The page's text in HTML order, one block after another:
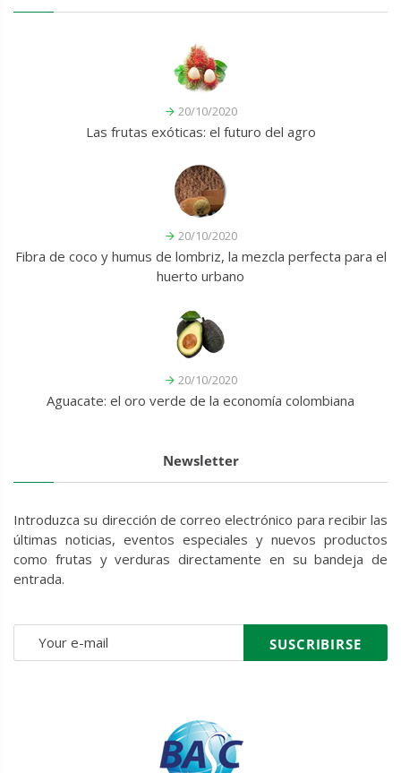
20/10/2020
Las frutas exóticas: el futuro del agro
20/10/2020
Fibra de coco y humus de lombriz, la mezcla perfecta para el
huerto urbano
20/10/2020
Aguacate: el oro verde de la economía colombiana
Newsletter
Introduzca su dirección de correo electrónico para recibir las
últimas noticias, eventos especiales y nuevos productos
como frutas y verduras directamente en su bandeja de
entrada.
SUSCRIBIRSE